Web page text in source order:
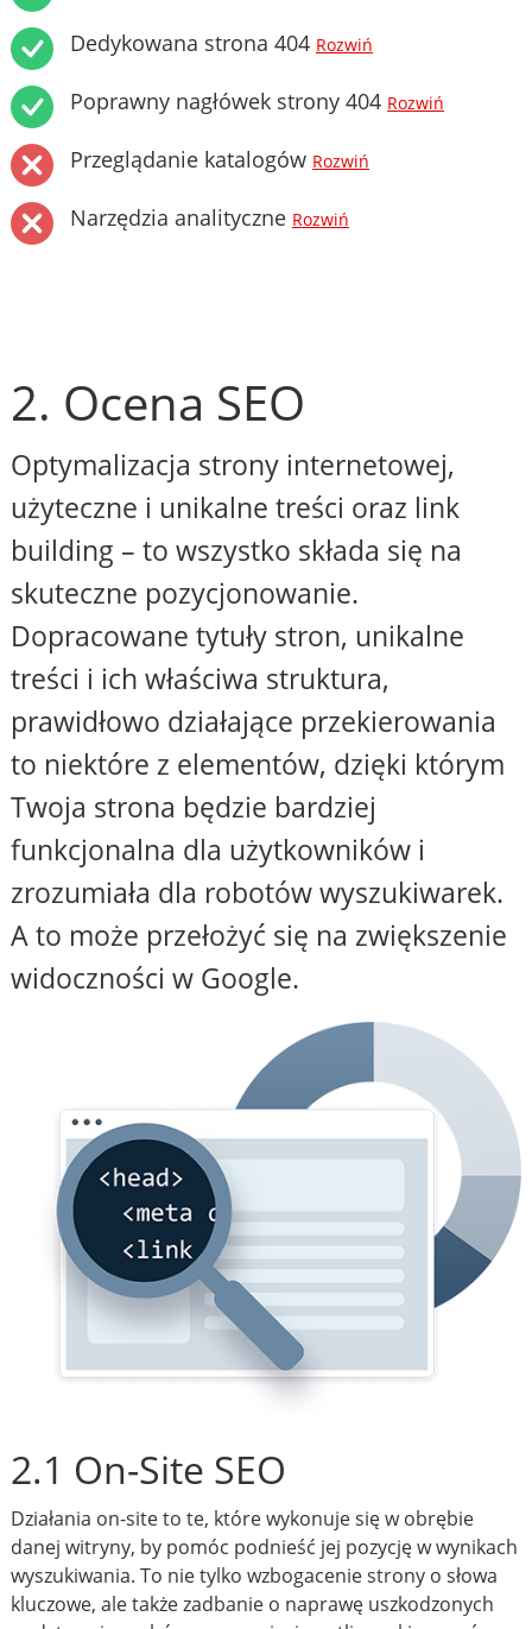
Dedykowana strona 404 Rozwiń
Poprawny nagłówek strony 404 Rozwiń
Przeglądanie katalogów Rozwiń
Narzędzia analityczne Rozwiń
2. Ocena SEO
Optymalizacja strony internetowej,
użyteczne i unikalne treści oraz link
building – to wszystko składa się na
skuteczne pozycjonowanie.
Dopracowane tytuły stron, unikalne
treści i ich właściwa struktura,
prawidłowo działające przekierowania
to niektóre z elementów, dzięki którym
Twoja strona będzie bardziej
funkcjonalna dla użytkowników i
zrozumiała dla robotów wyszukiwarek.
A to może przełożyć się na zwiększenie
widoczności w Google.
2.1 On-Site SEO
Działania on-site to te, które wykonuje się w obrębie
danej witryny, by pomóc podnieść jej pozycję w wynikach
wyszukiwania. To nie tylko wzbogacenie strony o słowa
kluczowe, ale także zadbanie o naprawę uszkodzonych